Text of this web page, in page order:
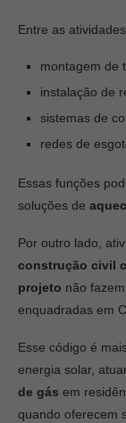
Entre as
montagem de
instalação de
sistemas de
redes de
Essas funções
soluções de
Por outro lado,
construção civil
projeto não
enquadradas em
Esse código é
energia solar,
de gás em
quando oferecem